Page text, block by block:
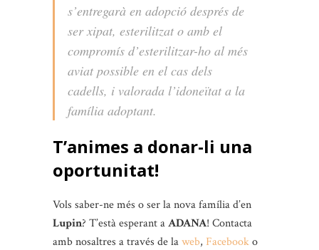
s’entregarà en adopció després de
ser xipat, esterilitzat o amb el
compromís d’esterilitzar-ho al més
aviat possible en el cas dels
cadells, i valorada l’idoneïtat a la
família adoptant.
T’animes a donar-li una
oportunitat!
Vols saber-ne més o ser la nova família d’en
Lupin? T’està esperant aADANA! Contacta
amb nosaltres a través de laweb, Facebooko